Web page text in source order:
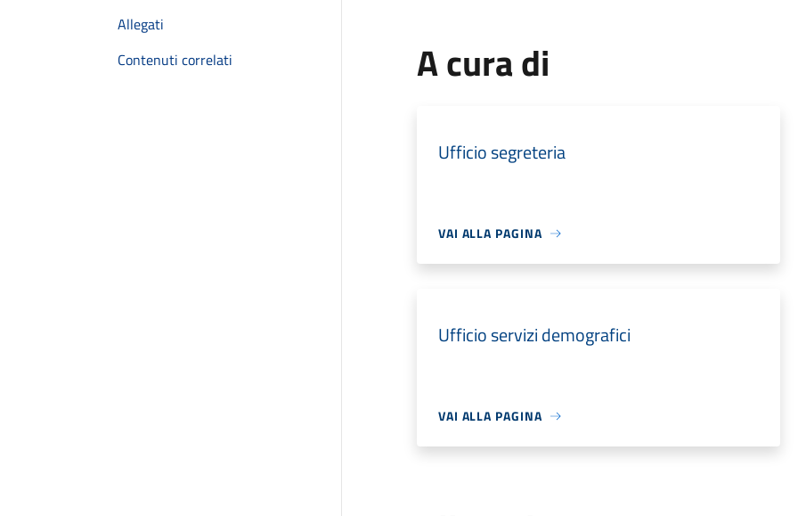
Allegati
Contenuti correlati
A cura di
Ufficio segreteria
VAI ALLA PAGINA
Ufficio servizi demografici
VAI ALLA PAGINA